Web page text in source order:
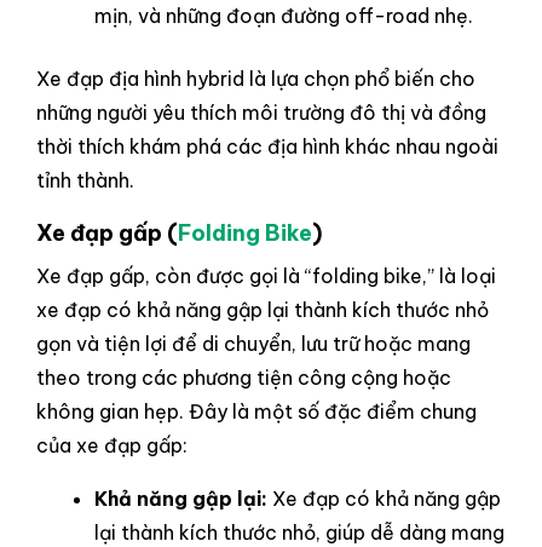
mịn, và những đoạn đường off-road nhẹ.
Xe đạp địa hình hybrid là lựa chọn phổ biến cho
những người yêu thích môi trường đô thị và đồng
thời thích khám phá các địa hình khác nhau ngoài
tỉnh thành.
Xe đạp gấp (Folding Bike)
Xe đạp gấp, còn được gọi là “folding bike,” là loại
xe đạp có khả năng gập lại thành kích thước nhỏ
gọn và tiện lợi để di chuyển, lưu trữ hoặc mang
theo trong các phương tiện công cộng hoặc
không gian hẹp. Đây là một số đặc điểm chung
của xe đạp gấp:
Khả năng gập lại: Xe đạp có khả năng gập
lại thành kích thước nhỏ, giúp dễ dàng mang